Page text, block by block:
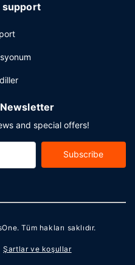
support
and special offers!
Subscribe
. Tüm hakları saklıdır.
Şartlar ve koşullar